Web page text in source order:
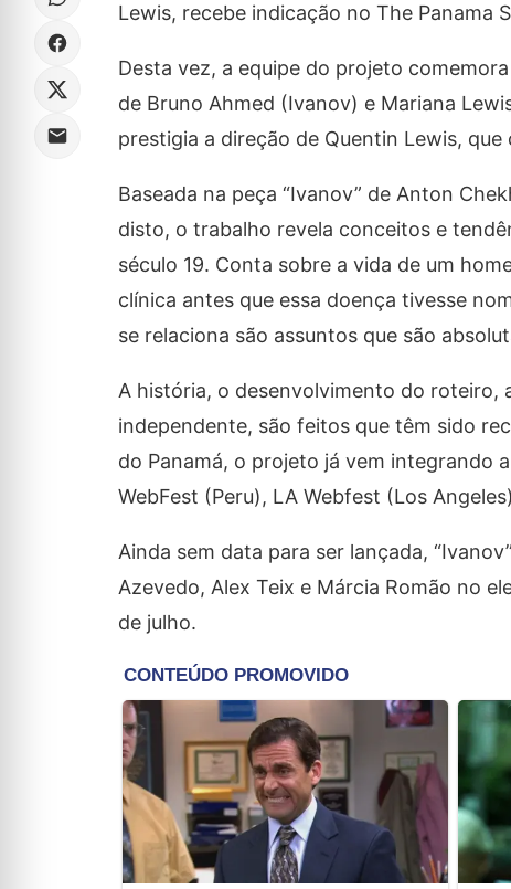
Lewis, recebe indicação no The Panama
Desta vez, a equipe do projeto
de Bruno Ahmed (Ivanov) e Mariana
prestigia a direção de Quentin Lewis,
Baseada na peça “Ivanov” de Anton
disto, o trabalho revela conceitos e
século 19. Conta sobre a vida de um
clínica antes que essa doença tivesse
se relaciona são assuntos que são
A história, o desenvolvimento do roteiro,
independente, são feitos que têm sido
do Panamá, o projeto já vem integrando
WebFest (Peru), LA Webfest (Los
Ainda sem data para ser lançada,
Azevedo, Alex Teix e Márcia Romão no
de julho.